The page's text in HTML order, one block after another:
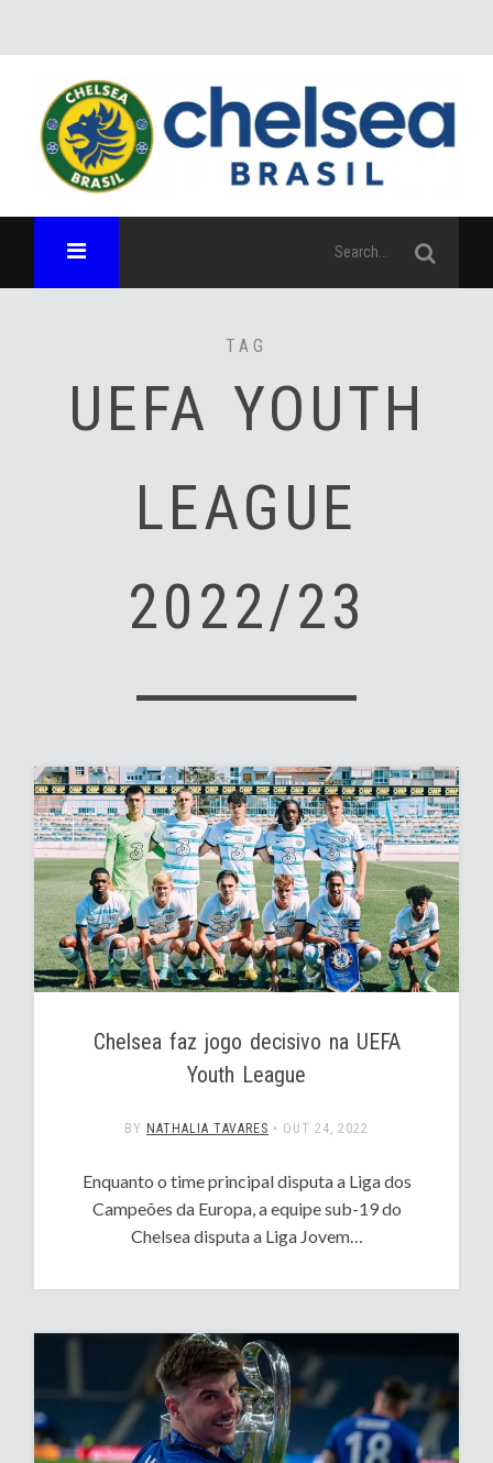
TAG
UEFA YOUTH
LEAGUE
2022/23
Chelsea faz jogo decisivo na UEFA
Youth League
BY NATHALIA TAVARES • OUT 24, 2022
Enquanto o time principal disputa a Liga dos
Campeões da Europa, a equipe sub-19 do
Chelsea disputa a Liga Jovem…